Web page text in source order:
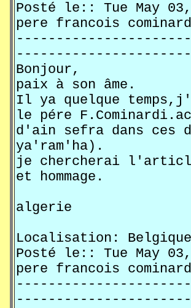
Posté le:: Tue May
pere francois
----------------------
Bonjour,
paix à son âme.
Il ya quelque
le pére
d'ain sefra dans ces
ya'ram'ha).
je chercherai
et hommage.
algerie
Localisation: Belgique
Posté le:: Tue May
pere francois
----------------------